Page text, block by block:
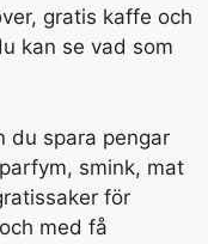
gratis kaffe och
kan se vad som
du spara pengar
smink, mat
för
med få